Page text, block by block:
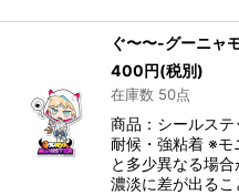
ぐ〜〜-グーニャ
400円(税別)
在庫数 50点
商品：シールステ
耐候・強粘着 ※モ
と多少異なる場
濃淡に差が出るこ